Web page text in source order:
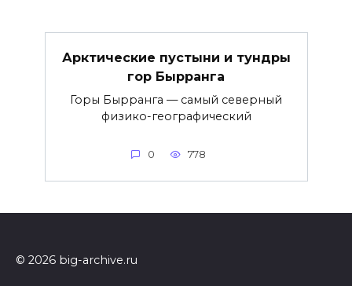
Арктические пустыни и тундры
гор Бырранга
Горы Бырранга — самый северный
физико-географический
0 778
© 2026 big-archive.ru